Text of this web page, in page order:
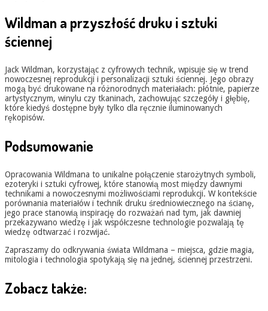
Wildman a przyszłość druku i sztuki
ściennej
Jack Wildman, korzystając z cyfrowych technik, wpisuje się w trend
nowoczesnej reprodukcji i personalizacji sztuki ściennej. Jego obrazy
mogą być drukowane na różnorodnych materiałach: płótnie, papierze
artystycznym, winylu czy tkaninach, zachowując szczegóły i głębię,
które kiedyś dostępne były tylko dla ręcznie iluminowanych
rękopisów.
Podsumowanie
Opracowania Wildmana to unikalne połączenie starożytnych symboli,
ezoteryki i sztuki cyfrowej, które stanowią most między dawnymi
technikami a nowoczesnymi możliwościami reprodukcji. W kontekście
porównania materiałów i technik druku średniowiecznego na ścianę,
jego prace stanowią inspirację do rozważań nad tym, jak dawniej
przekazywano wiedzę i jak współczesne technologie pozwalają tę
wiedzę odtwarzać i rozwijać.
Zapraszamy do odkrywania świata Wildmana – miejsca, gdzie magia,
mitologia i technologia spotykają się na jednej, ściennej przestrzeni.
Zobacz także: